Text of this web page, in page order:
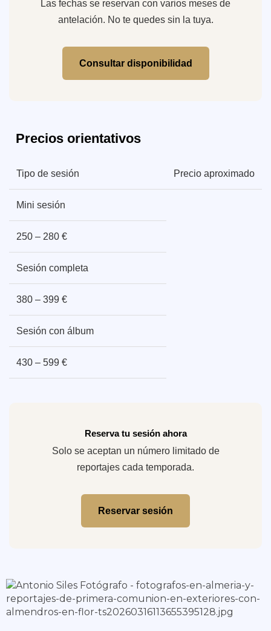
Las fechas se reservan con varios meses de
antelación. No te quedes sin la tuya.
Consultar disponibilidad
Precios orientativos
Tipo de sesión Precio aproximado
Mini sesión
250 – 280 €
Sesión completa
380 – 399 €
Sesión con álbum
430 – 599 €
Reserva tu sesión ahora
Solo se aceptan un número limitado de
reportajes cada temporada.
Reservar sesión